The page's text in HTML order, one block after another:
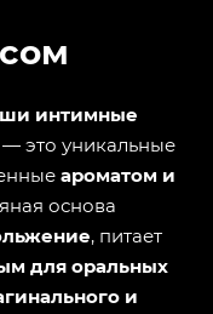
интимные
— это уникальные
ароматом и
основа
, питает
для оральных
и